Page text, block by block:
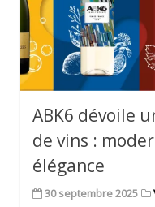
ABK6 dévoile
de vins :
élégance
30 septembre 2025